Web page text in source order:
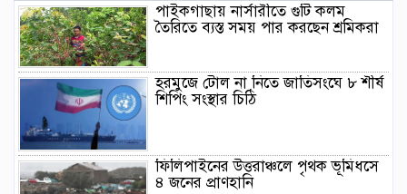
পাইকগাছায় নার্সারীতে গুটি কলম
তৈরিতে ব্যস্ত সময় পার করছেন শ্রমিকরা
হরমুজে টোল না নিতে জাতিসংঘে ৮ শীর্ষ
শিপিং সংস্থার চিঠি
ফিলিপাইনের উত্তরাঞ্চলে পৃথক ভূমিধসে
৪ জনের প্রাণহানি